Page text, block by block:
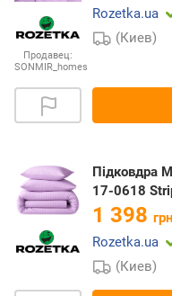
Продавец:
SONMIR_homes
Rozetka.ua
(Киев)
Підковдра
17-0618
1 398
Rozetka.ua
(Киев)